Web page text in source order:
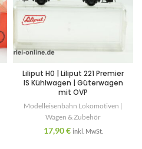
Liliput H0 | Liliput 221 Premier
IS Kühlwagen | Güterwagen
mit OVP
Modelleisenbahn Lokomotiven |
Wagen & Zubehör
17,90€ inkl. MwSt.